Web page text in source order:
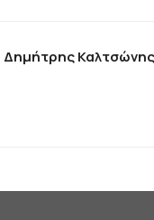
Δημήτρης Καλτσώνης